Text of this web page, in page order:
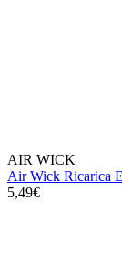
AIR WICK
Air Wick Ricarica
5,49€